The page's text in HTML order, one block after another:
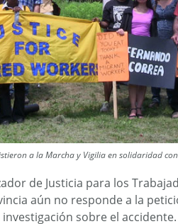
a la Marcha y Vigilia en solidaridad
de Justicia para los
aún no responde a la
sobre el accidente.